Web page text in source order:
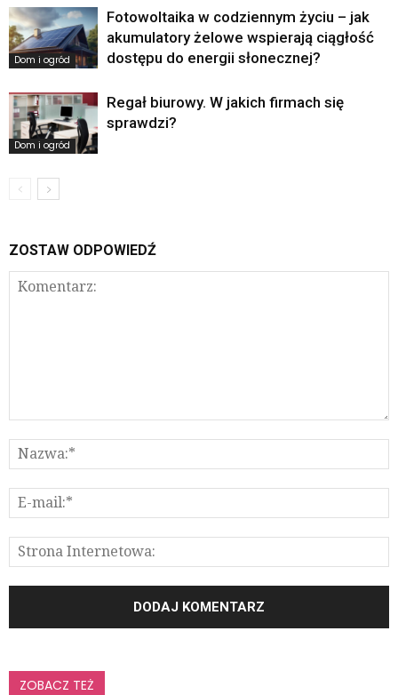
Dom i ogród
Fotowoltaika w codziennym życiu – jak
akumulatory żelowe wspierają ciągłość
dostępu do energii słonecznej?
Dom i ogród
Regał biurowy. W jakich firmach się
sprawdzi?
ZOSTAW ODPOWIEDŹ
ZOBACZ TEŻ